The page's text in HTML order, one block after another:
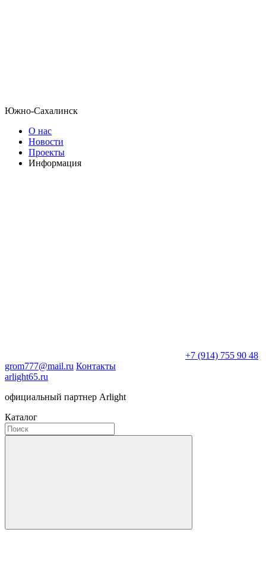
Южно-Сахалинск
О нас
Новости
Проекты
Информация
+7 (914) 755 90 48
grom777@mail.ru Контакты
arlight65.ru
официальный партнер Arlight
Каталог